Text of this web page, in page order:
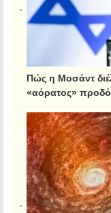
Πώς η Μοσάντ
«αόρατος»